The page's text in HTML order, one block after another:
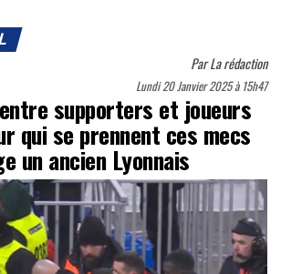
ParLa rédaction
Lundi 20 Janvier 2025 à 15h47
supporters et joueurs
qui se prennent ces mecs
un ancien Lyonnais